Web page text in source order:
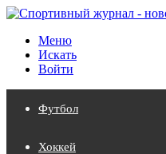
Меню
Искать
Войти
Футбол
Хоккей